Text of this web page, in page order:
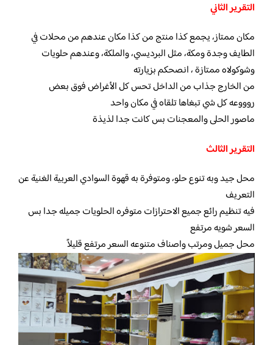
التقرير الثاني
مكان ممتاز، يجمع كذا منتج من كذا مكان عندهم من محلات في
الطايف وجدة ومكة، مثل البرديسي، والملكة، وعندهم حلويات
وشوكولاه ممتازة ، انصحكم بزيارته
من الخارج جذاب من الداخل تحس كل الأغراض فوق بعض
روووعه كل شي تبغاها تلقاه في مكان واحد
ماصور الحلى والمعجنات بس كانت جدا لذيذة
التقرير الثالث
محل جيد وبه تنوع حلو، ومتوفرة به قهوة السوادي العربية الغنية عن
التعريف
فيه تنظيم رائع جميع الاحترازات متوفره الحلويات جميله جدا بس
السعر شويه مرتفع
محل جميل ومرتب واصناف متنوعه السعر مرتفع قليلاً